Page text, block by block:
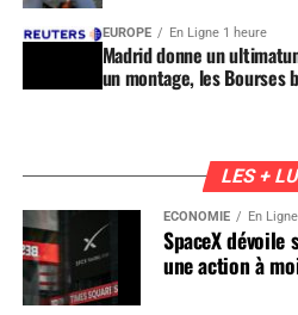
EUROPE En Ligne 1 heure
Madrid donne un
un montage, les Bourses
LES +
ÉCONOMIE En
SpaceX dévoile
une action à